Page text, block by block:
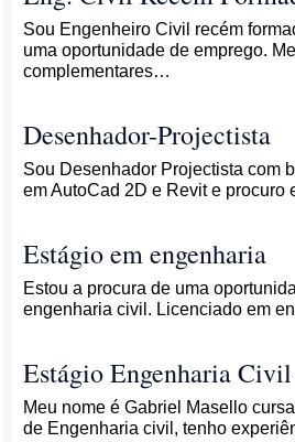
Sou Engenheiro Civil recém
uma oportunidade de emprego.
complementares…
Desenhador-Projectista
Sou Desenhador Projectista com
em AutoCad 2D e Revit e procuro
Estágio em engenharia
Estou a procura de uma
engenharia civil. Licenciado em
Estágio Engenharia
Meu nome é Gabriel Masello
de Engenharia civil, tenho